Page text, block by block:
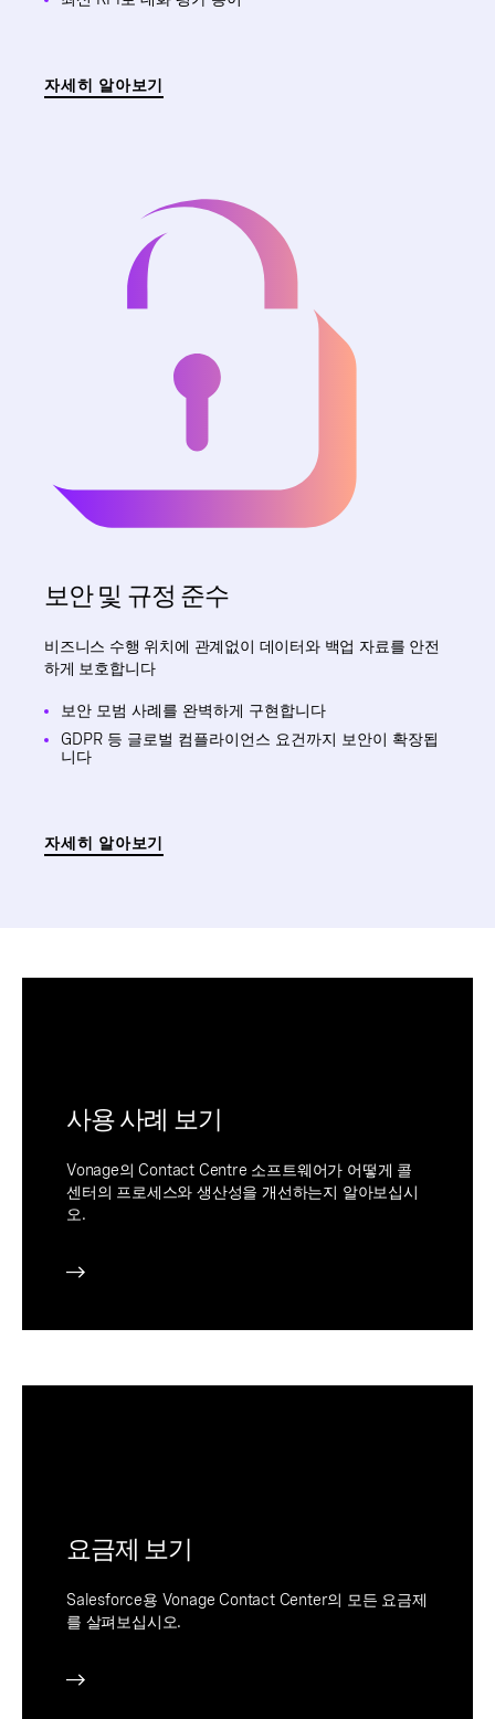
자세히 알아보기
보안 및 규정 준수
비즈니스 수행 위치에 관계없이 데이터와 백업 자료를 안전
하게 보호합니다
보안 모범 사례를 완벽하게 구현합니다
GDPR 등 글로벌 컴플라이언스 요건까지 보안이 확장됩
니다
자세히 알아보기
사용 사례 보기
Vonage의 Contact Centre 소프트웨어가 어떻게 콜
센터의 프로세스와 생산성을 개선하는지 알아보십시
오.
요금제 보기
Salesforce용 Vonage Contact Center의 모든 요금제
를 살펴보십시오.